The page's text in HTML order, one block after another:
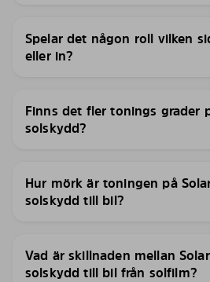
Spelar det någon roll vilken
eller in?
Finns det fler tonings grader
solskydd?
Hur mörk är toningen på
solskydd till bil?
Vad är skillnaden mellan
solskydd till bil från solfilm?